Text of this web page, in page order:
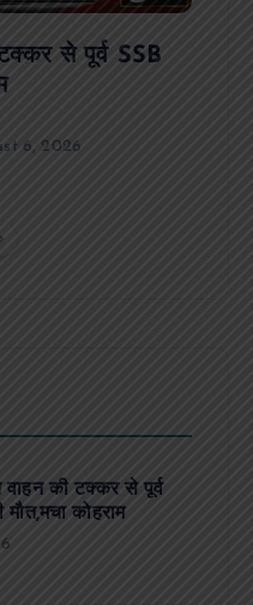
से पूर्व SSB
6, 2026
की टक्कर से पूर्व
कोहराम